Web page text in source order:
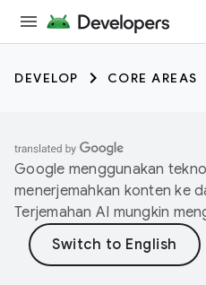
DEVELOP CORE AREAS
Google menggunakan
menerjemahkan konten ke
Terjemahan AI mungkin